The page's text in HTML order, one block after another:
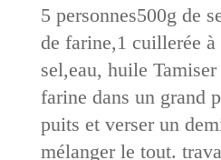
5 personnes500g de
de farine,1 cuillerée à
sel,eau, huile
farine dans un grand
puits et verser un
mélanger le tout.